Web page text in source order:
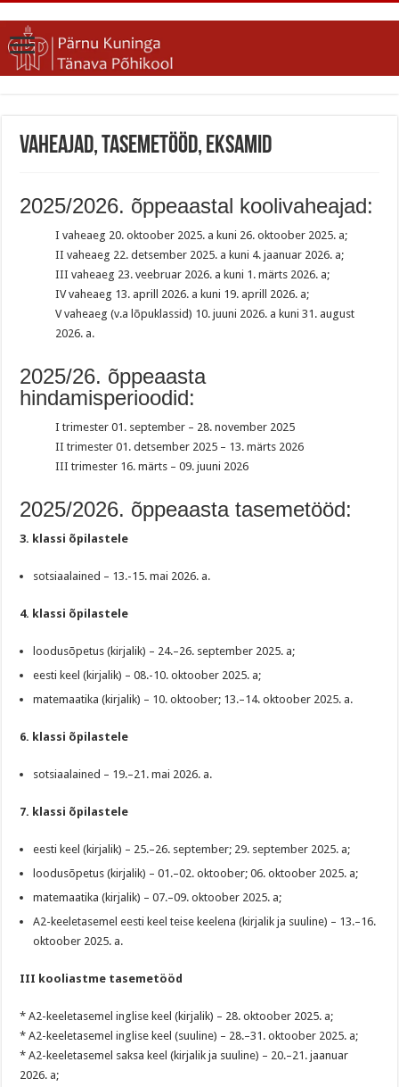
Vaheajad, tasemetööd, eksamid
2025/2026. õppeaastal koolivaheajad:
I vaheaeg 20. oktoober 2025. a kuni 26. oktoober 2025. a;
II vaheaeg 22. detsember 2025. a kuni 4. jaanuar 2026. a;
III vaheaeg 23. veebruar 2026. a kuni 1. märts 2026. a;
IV vaheaeg 13. aprill 2026. a kuni 19. aprill 2026. a;
V vaheaeg (v.a lõpuklassid) 10. juuni 2026. a kuni 31. august
2026. a.
2025/26. õppeaasta
hindamisperioodid:
I trimester 01. september – 28. november 2025
II trimester 01. detsember 2025 – 13. märts 2026
III trimester 16. märts – 09. juuni 2026
2025/2026. õppeaasta tasemetööd:
3. klassi õpilastele
sotsiaalained – 13.-15. mai 2026. a.
4. klassi õpilastele
loodusõpetus (kirjalik) – 24.–26. september 2025. a;
eesti keel (kirjalik) – 08.-10. oktoober 2025. a;
matemaatika (kirjalik) – 10. oktoober; 13.–14. oktoober 2025. a.
6. klassi õpilastele
sotsiaalained – 19.–21. mai 2026. a.
7. klassi õpilastele
eesti keel (kirjalik) – 25.–26. september; 29. september 2025. a;
loodusõpetus (kirjalik) – 01.–02. oktoober; 06. oktoober 2025. a;
matemaatika (kirjalik) – 07.–09. oktoober 2025. a;
A2-keeletasemel eesti keel teise keelena (kirjalik ja suuline) – 13.–16.
oktoober 2025. a.
III kooliastme tasemetööd
* A2-keeletasemel inglise keel (kirjalik) – 28. oktoober 2025. a;
* A2-keeletasemel inglise keel (suuline) – 28.–31. oktoober 2025. a;
* A2-keeletasemel saksa keel (kirjalik ja suuline) – 20.–21. jaanuar
2026. a;